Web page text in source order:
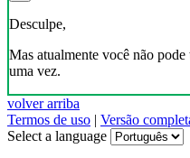
Desculpe,
Mas atualmente você não
uma vez.
volver arriba
Termos de uso | Versão
Select a language